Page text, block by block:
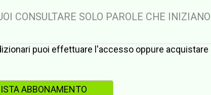
CONSULTARE SOLO PAROLE CHE
puoi effettuare l'accesso oppure acquistare
ABBONAMENTO